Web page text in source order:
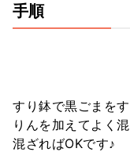
手順
すり鉢で黒ごまを
りんを加えてよく
混ざればOKです♪